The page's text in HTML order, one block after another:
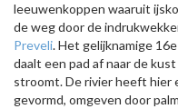
leeuwenkoppen waaruit
de weg door de
Preveli. Het gelijknamige
daalt een pad af naar de
stroomt. De rivier heeft hier
gevormd, omgeven door